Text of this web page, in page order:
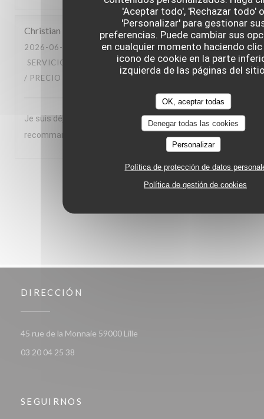
'Aceptar todo', 'Rechazar todo' o
'Personalizar' para gestionar
preferencias. Puede cambiar sus
en cualquier momento haciendo clic
icono de cookie en la parte
izquierda de las páginas del
OK, aceptar todas
Denegar todas las cookies
Personalizar
Política de protección de datos
Política de gestión de cookies
Christian
2026-06-23
- 20:00 - INVITADOS 2
SERVICIO
AMBIENTE: 5 /5 MENÚ: 5/5
CALIDAD
/ PRECIO
Je suis déjà venu 5 à 6 fois et je reviendrais. Je le
recommande à des amis
DIRECCIÓN
45 rue de la Monnaie 59000 Lille
03 20 04 25 38
SEGUIRNOS